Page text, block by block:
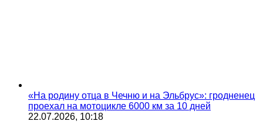
«На родину отца в Чечню и на Эльбрус»: гродненец
проехал на мотоцикле 6000 км за 10 дней
22.07.2026, 10:18